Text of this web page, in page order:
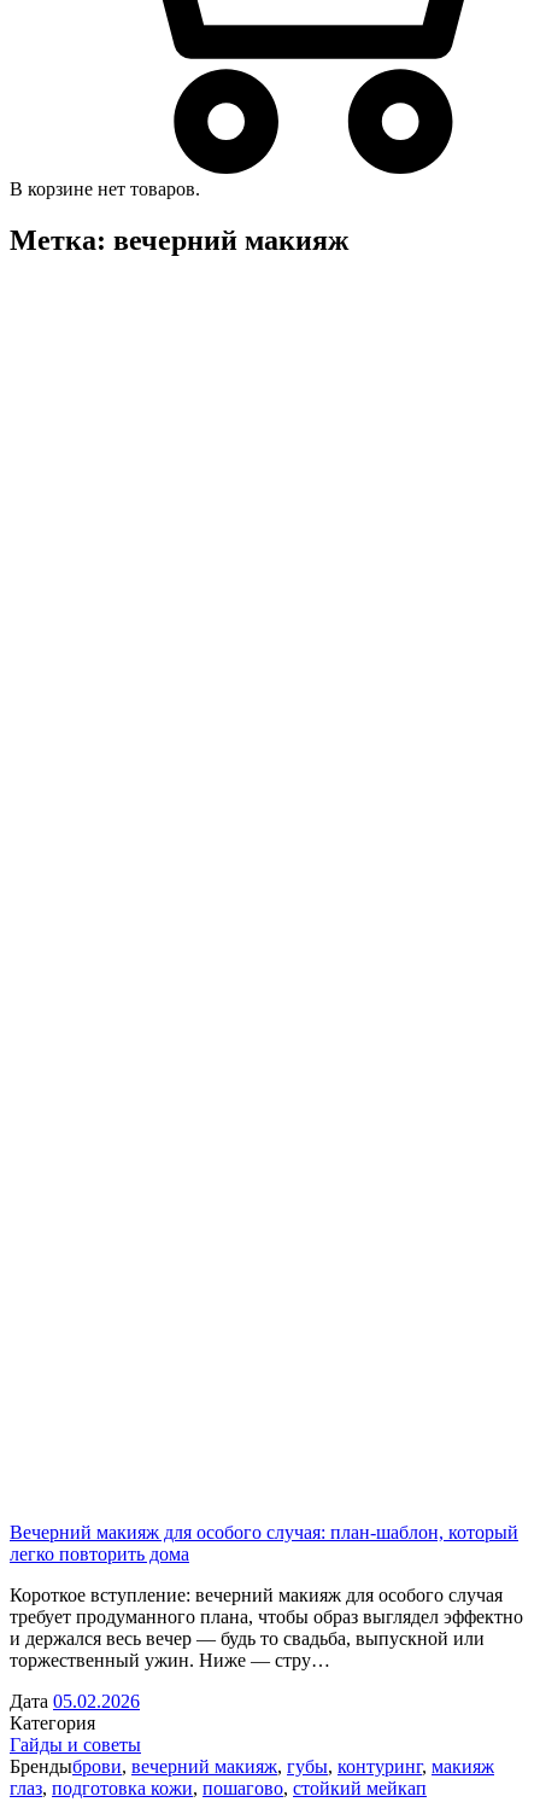
В корзине нет товаров.
Метка: вечерний макияж
Вечерний макияж для особого случая: план‑шаблон, который
легко повторить дома
Короткое вступление: вечерний макияж для особого случая
требует продуманного плана, чтобы образ выглядел эффектно
и держался весь вечер — будь то свадьба, выпускной или
торжественный ужин. Ниже — стру…
Дата 05.02.2026
Категория
Гайды и советы
Брендыброви, вечерний макияж, губы, контуринг, макияж
глаз, подготовка кожи, пошагово, стойкий мейкап